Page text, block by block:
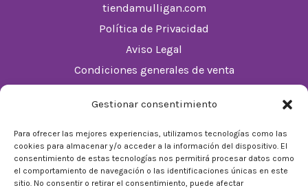
Gestionar consentimiento
Para ofrecer las mejores experiencias, utilizamos tecnologías como las
cookies para almacenar y/o acceder a la información del dispositivo. El
consentimiento de estas tecnologías nos permitirá procesar datos como
el comportamiento de navegación o las identificaciones únicas en este
sitio. No consentir o retirar el consentimiento, puede afectar
tiendamulligan.com
Política de Privacidad
Aviso Legal
Condiciones generales de venta
De Lunes a Domingos de 10:00 a 22:00
Festivos sujetos al horario del Málaga Factory